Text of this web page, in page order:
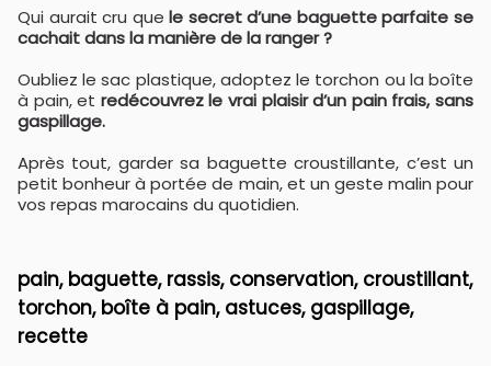
Qui aurait cru que le secret d’une baguette parfaite se
cachait dans la manière de la ranger ?
Oubliez le sac plastique, adoptez le torchon ou la boîte
à pain, et redécouvrez le vrai plaisir d’un pain frais, sans
gaspillage.
Après tout, garder sa baguette croustillante, c’est un
petit bonheur à portée de main, et un geste malin pour
vos repas marocains du quotidien.
pain, baguette, rassis, conservation, croustillant,
torchon, boîte à pain, astuces, gaspillage,
recette